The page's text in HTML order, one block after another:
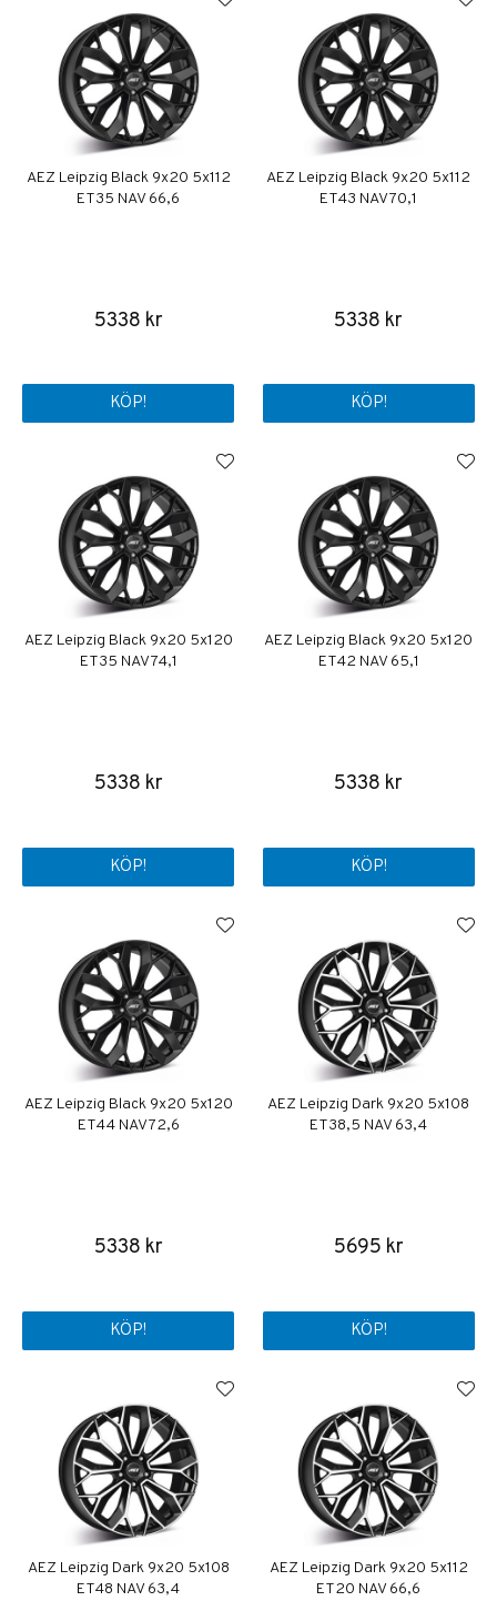
AEZ Leipzig Black 9x20 5x112
ET35 NAV 66,6
5338 kr
KÖP!
AEZ Leipzig Black 9x20 5x112
ET43 NAV 70,1
5338 kr
KÖP!
AEZ Leipzig Black 9x20 5x120
ET35 NAV 74,1
5338 kr
KÖP!
AEZ Leipzig Black 9x20 5x120
ET42 NAV 65,1
5338 kr
KÖP!
AEZ Leipzig Black 9x20 5x120
ET44 NAV 72,6
5338 kr
KÖP!
AEZ Leipzig Dark 9x20 5x108
ET38,5 NAV 63,4
5695 kr
KÖP!
AEZ Leipzig Dark 9x20 5x108
ET48 NAV 63,4
AEZ Leipzig Dark 9x20 5x112
ET20 NAV 66,6